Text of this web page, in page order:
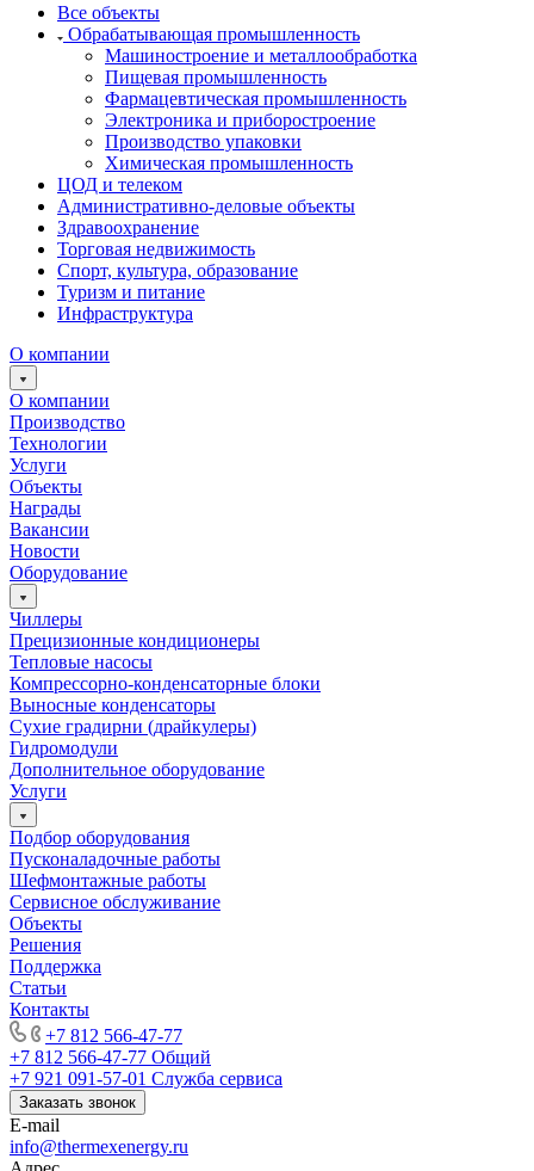
Все объекты
Обрабатывающая промышленность
Машиностроение и металлообработка
Пищевая промышленность
Фармацевтическая промышленность
Электроника и приборостроение
Производство упаковки
Химическая промышленность
ЦОД и телеком
Административно-деловые объекты
Здравоохранение
Торговая недвижимость
Спорт, культура, образование
Туризм и питание
Инфраструктура
О компании
О компании
Производство
Технологии
Услуги
Объекты
Награды
Вакансии
Новости
Оборудование
Чиллеры
Прецизионные кондиционеры
Тепловые насосы
Компрессорно-конденсаторные блоки
Выносные конденсаторы
Сухие градирни (драйкулеры)
Гидромодули
Дополнительное оборудование
Услуги
Подбор оборудования
Пусконаладочные работы
Шефмонтажные работы
Сервисное обслуживание
Объекты
Решения
Поддержка
Статьи
Контакты
+7 812 566-47-77
+7 812 566-47-77 Общий
+7 921 091-57-01 Служба сервиса
Заказать звонок
E-mail
info@thermexenergy.ru